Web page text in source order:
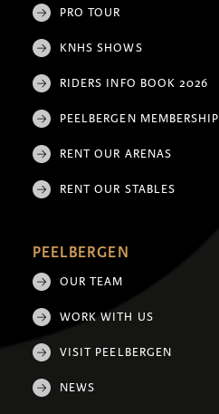
PRO TOUR
KNHS SHOWS
RIDERS INFO BOOK 2026
PEELBERGEN MEMBERSHIP
RENT OUR ARENAS
RENT OUR STABLES
PEELBERGEN
OUR TEAM
WORK WITH US
VISIT PEELBERGEN
NEWS